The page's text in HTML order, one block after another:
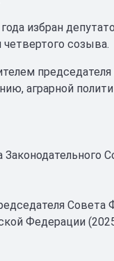
избран
четвертого созыва.
аграрной
Законодательного
Совета
Федерации